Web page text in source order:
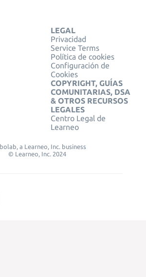
LEGAL
Privacidad
Service Terms
Política de cookies
Configuración de
Cookies
COPYRIGHT, GUÍAS
COMUNITARIAS, DSA
& OTROS RECURSOS
LEGALES
Centro Legal de
Learneo
a Learneo, Inc. business
© Learneo, Inc. 2024